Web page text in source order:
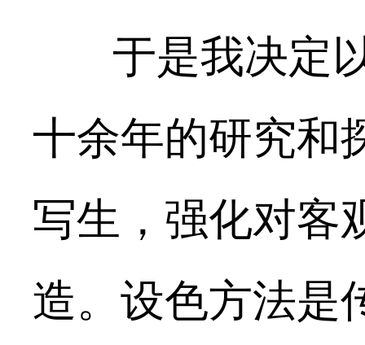
于是我决定
十余年的研究和
写生，强化对客
造。设色方法是